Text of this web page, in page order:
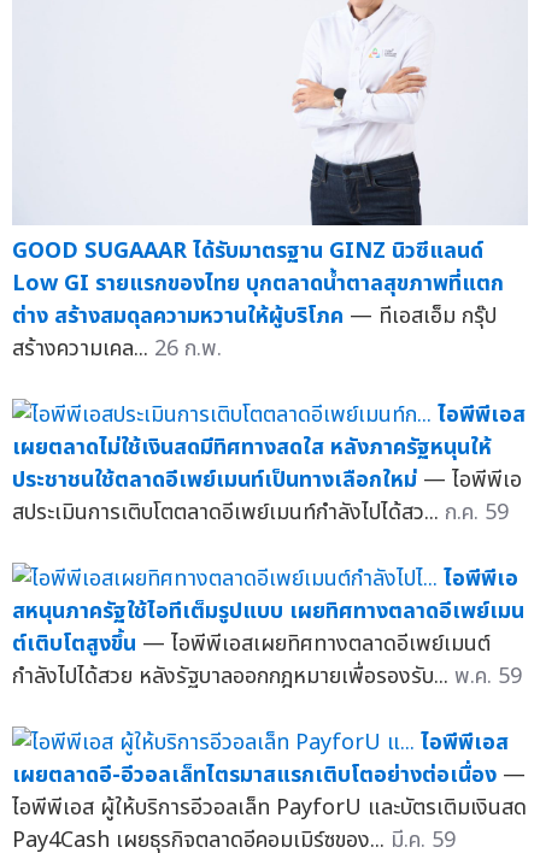
GOOD SUGAAAR ได้รับมาตรฐาน GINZ นิวซีแลนด์
Low GI รายแรกของไทย บุกตลาดน้ำตาลสุขภาพที่แตก
ต่าง สร้างสมดุลความหวานให้ผู้บริโภค — ทีเอสเอ็ม กรุ๊ป
สร้างความเคล... 26 ก.พ.
ไอพีพีเอส
เผยตลาดไม่ใช้เงินสดมีทิศทางสดใส หลังภาครัฐหนุนให้
ประชาชนใช้ตลาดอีเพย์เมนท์เป็นทางเลือกใหม่ — ไอพีพีเอ
สประเมินการเติบโตตลาดอีเพย์เมนท์กำลังไปได้สว... ก.ค. 59
ไอพีพีเอ
สหนุนภาครัฐใช้ไอทีเต็มรูปแบบ เผยทิศทางตลาดอีเพย์เมน
ต์เติบโตสูงขึ้น — ไอพีพีเอสเผยทิศทางตลาดอีเพย์เมนต์
กำลังไปได้สวย หลังรัฐบาลออกกฎหมายเพื่อรองรับ... พ.ค. 59
ไอพีพีเอส
เผยตลาดอี-อีวอลเล็ทไตรมาสแรกเติบโตอย่างต่อเนื่อง —
ไอพีพีเอส ผู้ให้บริการอีวอลเล็ท PayforU และบัตรเติมเงินสด
Pay4Cash เผยธุรกิจตลาดอีคอมเมิร์ซของ... มี.ค. 59